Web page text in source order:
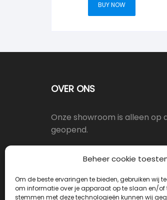
Beheer cookie
Om de beste ervaringen te bieden, gebruiken wij
om informatie over je apparaat op te slaan en/of
stemmen met deze technologieën kunnen wij
BUY NOW
OVER ONS
Onze showroom is alleen op
geopend.
Oostergracht 17-10,
info@deurkrukwinkel.nl